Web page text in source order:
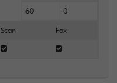
60 0
Scan Fax